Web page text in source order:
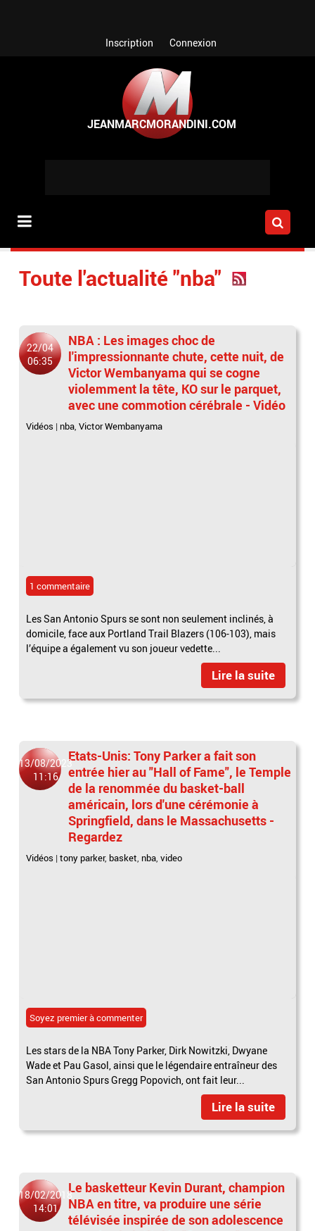
Inscription Connexion
Toute l'actualité "nba"
22/04
06:35
NBA : Les images choc de
l'impressionnante chute, cette nuit, de
Victor Wembanyama qui se cogne
violemment la tête, KO sur le parquet,
avec une commotion cérébrale - Vidéo
Vidéos | nba,Victor Wembanyama
1 commentaire
Les San Antonio Spurs se sont non seulement inclinés, à
domicile, face aux Portland Trail Blazers (106-103), mais
l’équipe a également vu son joueur vedette...
Lire la suite
13/08/2023
11:16
Etats-Unis: Tony Parker a fait son
entrée hier au "Hall of Fame", le Temple
de la renommée du basket-ball
américain, lors d'une cérémonie à
Springfield, dans le Massachusetts -
Regardez
Vidéos |tony parker, basket, nba,video
Soyez premier à commenter
Les stars de la NBA Tony Parker, Dirk Nowitzki, Dwyane
Wade et Pau Gasol, ainsi que le légendaire entraîneur des
San Antonio Spurs Gregg Popovich, ont fait leur...
Lire la suite
18/02/2018
14:01
Le basketteur Kevin Durant, champion
NBA en titre, va produire une série
télévisée inspirée de son adolescence